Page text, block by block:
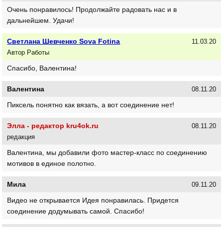
Очень понравилось! Продолжайте радовать нас и в
дальнейшем. Удачи!
Светлана Шевченко Sova Fotina
Автор Работы
11.03.20
Спасибо, Валентина!
Валентина 08.11.20
Пиксель понятно как вязать, а вот соединение нет!
Элла - редактор kru4ok.ru
редакция
08.11.20
Валентина, мы добавили фото мастер-класс по соединению
мотивов в единое полотно.
Мила 09.11.20
Видео не открывается Идея понравилась. Придется
соединение додумывать самой. Спасибо!